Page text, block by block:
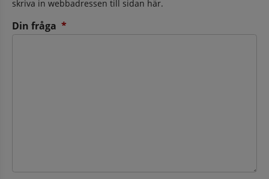
skriva in webbadressen till sidan här.
Din fråga *